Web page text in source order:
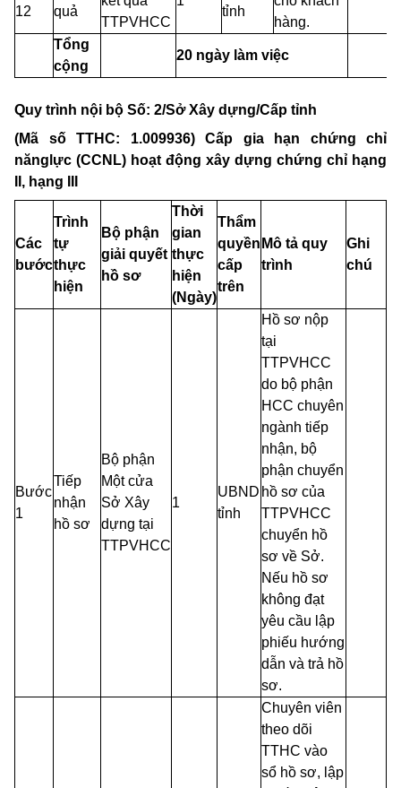
12
quả
TTPVHCC
tỉnh
hàng.
Tổng
cộng
20 ngày làm việc
Quy trình nội bộ Số: 2/Sở Xây dựng/Cấp tỉnh
(Mã số TTHC: 1.009936) Cấp gia
hạn chứng chỉ
nănglực (CCNL) hoạt động xây dựng chứng chỉ hạng
II, hạng
Các
bước
Trình
tự
thực
hiện
Bộ phận
giải quyết
hồ sơ
Thời
gian
thực
hiện
(Ngày)
Thẩm
quyền
cấp
trên
Mô tả quy
trình
Ghi
chú
Bước
1
Tiếp
nhận
hồ sơ
Bộ phận
Một cửa
Sở Xây
dựng tại
TTPVHCC
1
UBND
tỉnh
Hồ sơ nộp
tại
TTPVHCC
do bộ phận
HCC chuyên
ngành tiếp
nhận, bộ
phận chuyển
hồ sơ của
TTPVHCC
chuyển hồ
sơ về Sở.
Nếu hồ sơ
không đạt
yêu cầu lập
phiếu hướng
dẫn và trả hồ
sơ.
Chuyên viên
theo dõi
TTHC vào
sổ hồ sơ, lập